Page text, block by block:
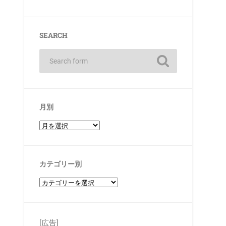
SEARCH
月別
カテゴリー別
[広告]